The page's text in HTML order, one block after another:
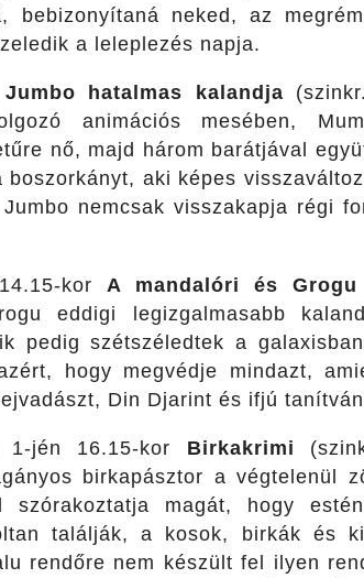
bebizonyítaná neked, az
a leleplezés napja.
Jumbo hatalmas kalandja
animációs mesében,
nő, majd három barátjával
aki képes
nemcsak visszakapja régi
kor A mandalóri és
eddigi legizgalmasabb
pedig szétszéledtek a
hogy megvédje mindazt,
Din Djarint és ifjú
jén 16.15-kor Birkakrimi
birkapásztor a végtelenül
szórakoztatja magát, hogy
találják, a kosok, birkák és
rendőre nem készült fel ilyen